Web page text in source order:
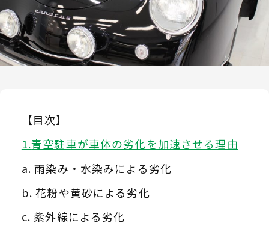
【目次】
青空駐車が車体の劣化を加速させる理由
雨染み・水染みによる劣化
花粉や黄砂による劣化
紫外線による劣化